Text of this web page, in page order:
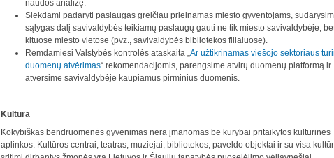
naudos analizę.
Siekdami padaryti paslaugas greičiau prieinamas miesto gyventojams,
sąlygas dalį savivaldybės teikiamų paslaugų gauti ne tik miesto savivaldybėje,
kituose miesto vietose (pvz., savivaldybės bibliotekos filialuose).
Remdamiesi Valstybės kontrolės ataskaita „ Ar užtikrinamas viešojo sektoriaus
duomenų atvėrimas“ rekomendacijomis, parengsime atvirų duomenų platformą ir
atversime savivaldybėje kaupiamus pirminius duomenis.
Kultūra
Kokybiškas bendruomenės gyvenimas nėra įmanomas be kūrybai pritaikytos kultūrinės
aplinkos. Kultūros centrai, teatras, muziejai, bibliotekos, paveldo objektai ir su visa